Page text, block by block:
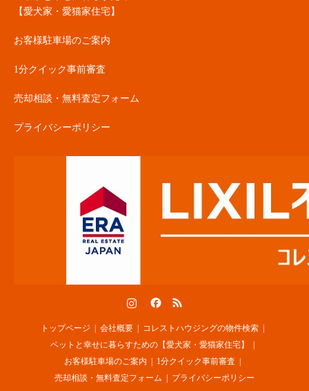
【愛犬家・愛猫家住宅】
お客様駐車場のご案内
1分クイック事前審査
売却相談・無料査定フォーム
プライバシーポリシー
トップページ 会社概要
コレストハウジングの物件検索
ペットと幸せに暮らすための【愛犬家・愛猫家住宅】
お客様駐車場のご案内
1分クイック事前審査
売却相談・無料査定フォーム
プライバシーポリシー